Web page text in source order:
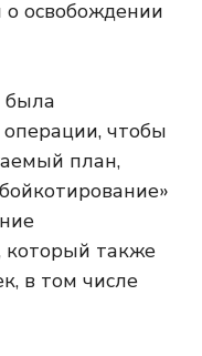
о освобождении
была
чтобы
план,
который также
в том числе